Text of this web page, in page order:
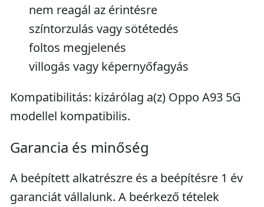
nem reagál az érintésre
színtorzulás vagy sötétedés
foltos megjelenés
villogás vagy képernyőfagyás
Kompatibilitás: kizárólag a(z) Oppo A93 5G
modellel kompatibilis.
Garancia és minőség
A beépített alkatrészre és a beépítésre 1 év
garanciát vállalunk. A beérkező tételek